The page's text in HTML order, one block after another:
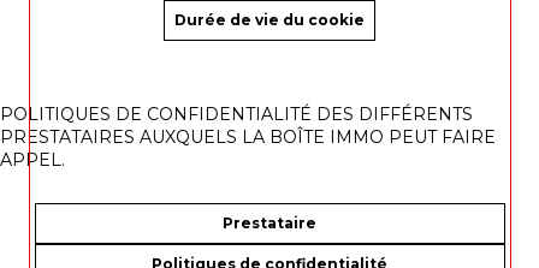
Durée de vie du cookie
POLITIQUES DE CONFIDENTIALITÉ DES DIFFÉRENTS
PRESTATAIRES AUXQUELS LA BOÎTE IMMO PEUT FAIRE
APPEL.
Prestataire
Politiques de confidentialité